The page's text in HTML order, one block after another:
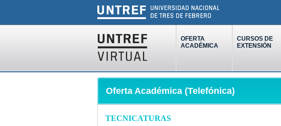
OFERTA
ACADÉMICA
CURSOS DE
EXTENSIÓN
Oferta Académica (Telefónica)
TECNICATURAS